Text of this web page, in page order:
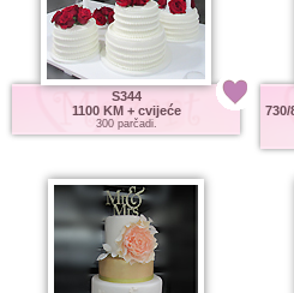
S344
1100 KM+ cvijeće
300 parčadi.
730/